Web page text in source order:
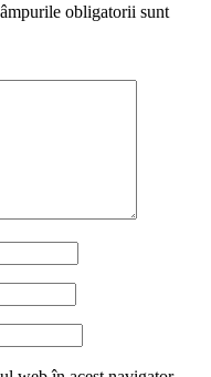
obligatorii sunt